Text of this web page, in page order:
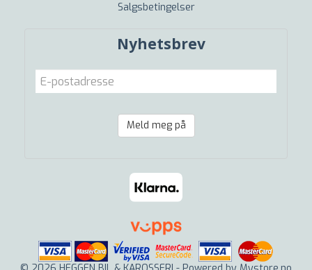
Salgsbetingelser
Nyhetsbrev
Meld meg på